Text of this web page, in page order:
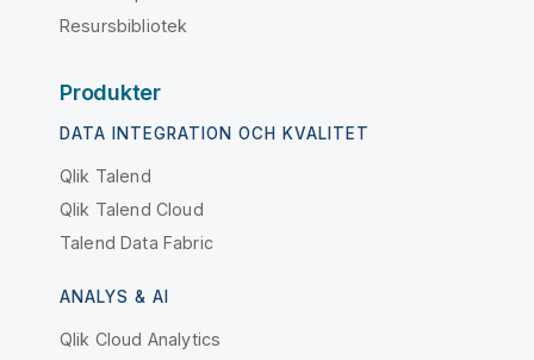
Resursbibliotek
Produkter
DATA INTEGRATION OCH KVALITET
Qlik Talend
Qlik Talend Cloud
Talend Data Fabric
ANALYS & AI
Qlik Cloud Analytics